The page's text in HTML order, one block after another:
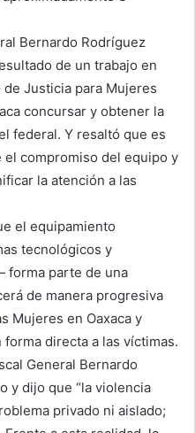
Bernardo Rodríguez
de un trabajo en
Justicia para Mujeres
concursar y obtener la
federal. Y resaltó que es
el compromiso del equipo y
la atención a las
el equipamiento
tecnológicos y
forma parte de una
de manera progresiva
Mujeres en Oaxaca y
directa a las víctimas.
General Bernardo
y dijo que “la violencia
privado ni aislado;